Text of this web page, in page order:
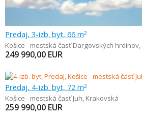
Predaj, 3-izb. byt, 66 m2
Košice - mestská časť Dargovských hrdinov,
249 990,00 EUR
Predaj, 4-izb. byt, 72 m2
Košice - mestská časť Juh, Krakovská
259 990,00 EUR